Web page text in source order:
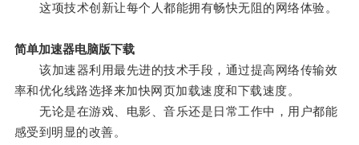
这项技术创新让每个人都能拥有畅快无阻的网络体验。
简单加速器电脑版下载
该加速器利用最先进的技术手段，通过提高网络传输效
率和优化线路选择来加快网页加载速度和下载速度。
无论是在游戏、电影、音乐还是日常工作中，用户都能
感受到明显的改善。